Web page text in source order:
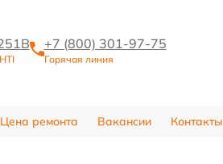
+7 (800) 301-97-75
Горячая линия
Цена ремонта Вакансии Контакты